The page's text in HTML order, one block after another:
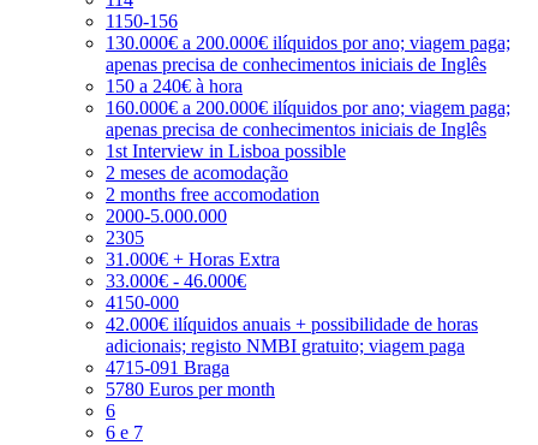
1150-156
130.000€ a 200.000€ ilíquidos por ano; viagem paga;
apenas precisa de conhecimentos iniciais de Inglês
150 a 240€ à hora
160.000€ a 200.000€ ilíquidos por ano; viagem paga;
apenas precisa de conhecimentos iniciais de Inglês
1st Interview in Lisboa possible
2 meses de acomodação
2 months free accomodation
2000-5.000.000
2305
31.000€ + Horas Extra
33.000€ - 46.000€
4150-000
42.000€ ilíquidos anuais + possibilidade de horas
adicionais; registo NMBI gratuito; viagem paga
4715-091 Braga
5780 Euros per month
6
6 e 7